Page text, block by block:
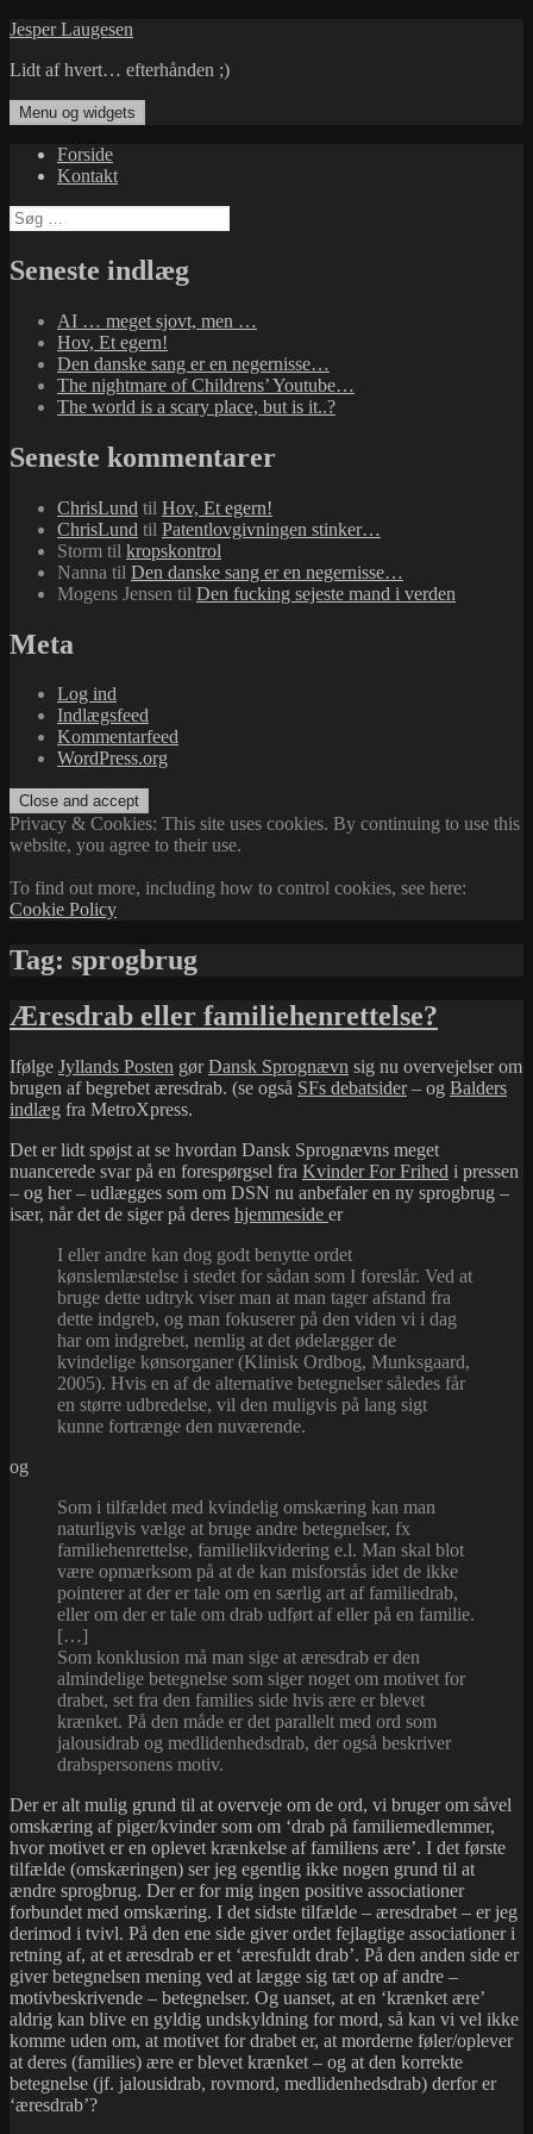
Hop
indhold
Jesper Laugesen
Lidt af hvert… efterhånden ;)
Menu og widgets
Forside
Kontakt
Søg
efter:
Seneste indlæg
AI … meget sjovt, men …
Hov, Et egern!
Den danske sang er en negernisse…
The nightmare of Childrens’ Youtube…
The world is a scary place, but is it..?
Seneste kommentarer
ChrisLund til Hov, Et egern!
ChrisLund til Patentlovgivningen stinker…
Storm til kropskontrol
Nanna til Den danske sang er en negernisse…
Mogens Jensen til Den fucking sejeste mand i verden
Meta
Log ind
Indlægsfeed
Kommentarfeed
WordPress.org
Privacy & Cookies: This site uses cookies. By continuing to use this
website, you agree to their use.
To find out more, including how to control cookies, see here:
Cookie Policy
Tag: sprogbrug
Æresdrab eller familiehenrettelse?
Ifølge Jyllands Posten gørDansk Sprognævn sig nu overvejelser om
brugen af begrebet æresdrab. (se også SFs debatsider– og Balders
indlæg fra MetroXpress.
Det er lidt spøjst at se hvordan Dansk Sprognævns meget
nuancerede svar på en forespørgsel fra Kvinder For Frihed i pressen
– og her – udlægges som om DSN nu anbefaler en ny sprogbrug –
især, når det de siger på deres hjemmeside er
I eller andre kan dog godt benytte ordet
kønslemlæstelse i stedet for sådan som I foreslår. Ved at
bruge dette udtryk viser man at man tager afstand fra
dette indgreb, og man foku­serer på den viden vi i dag
har om indgrebet, nemlig at det øde­lægger de
kvindelige køns­organer (Klinisk Ordbog, Munksgaard,
2005). Hvis en af de alternative betegnelser således får
en større udbredelse, vil den muligvis på lang sigt
kunne fortrænge den nuværende.
og
Som i tilfældet med kvindelig omskæring kan man
naturligvis vælge at bruge andre betegnelser, fx
familiehenrettelse, familielikvidering e.l. Man skal blot
være op­mærksom på at de kan misforstås idet de ikke
pointerer at der er tale om en særlig art af familiedrab,
eller om der er tale om drab udført af eller på en familie.
[…]
Som konklusion må man sige at æresdrab er den
almindelige betegnelse som siger noget om motivet for
drabet, set fra den families side hvis ære er blevet
krænket. På den måde er det parallelt med ord som
jalousidrab og medlidenhedsdrab, der også beskriver
drabspersonens motiv.
Der er alt mulig grund til at overveje om de ord, vi bruger om såvel
omskæring af piger/kvinder som om ‘drab på familiemedlemmer,
hvor motivet er en oplevet krænkelse af familiens ære’. I det første
tilfælde (omskæringen) ser jeg egentlig ikke nogen grund til at
ændre sprogbrug. Der er for mig ingen positive associationer
forbundet med omskæring. I det sidste tilfælde – æresdrabet – er jeg
derimod i tvivl. På den ene side giver ordet fejlagtige associationer i
retning af, at et æresdrab er et ‘æresfuldt drab’. På den anden side er
giver betegnelsen mening ved at lægge sig tæt op af andre –
motivbeskrivende – betegnelser. Og uanset, at en ‘krænket ære’
aldrig kan blive en gyldig undskyldning for mord, så kan vi vel ikke
komme uden om, at motivet for drabet er, at morderne føler/oplever
at deres (families) ære er blevet krænket – og at den korrekte
betegnelse (jf. jalousidrab, rovmord, medlidenhedsdrab) derfor er
‘æresdrab’?